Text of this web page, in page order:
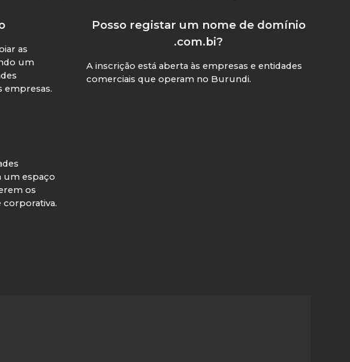
as
um
empresas.
Posso registar um nome de domínio
.com.bi?
A inscrição está aberta às empresas e entidades
comerciais que operam no Burundi.
um espaço
os
corporativa.